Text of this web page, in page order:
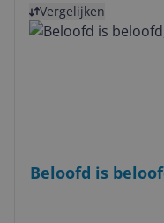
Vergelijken
Beloofd is